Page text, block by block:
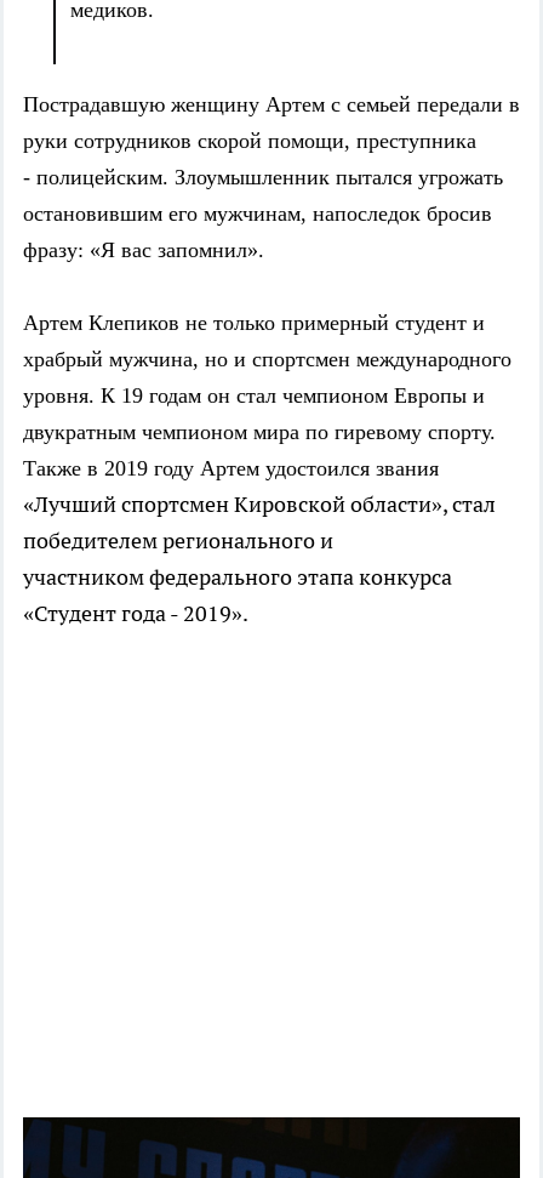
медиков.
Пострадавшую женщину Артем с семьей передали в
руки сотрудников скорой помощи, преступника
- полицейским. Злоумышленник пытался угрожать
остановившим его мужчинам, напоследок бросив
фразу: «Я вас запомнил».
Артем Клепиков не только примерный студент и
храбрый мужчина, но и спортсмен международного
уровня. К 19 годам он стал чемпионом Европы и
двукратным чемпионом мира по гиревому спорту.
Также в 2019 году Артем удостоился звания
«Лучший спортсмен Кировской области», стал
победителем регионального и
участником федерального этапа конкурса
«Студент года - 2019».